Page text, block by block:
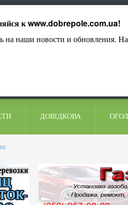
ДОВІДКОВА
кwww.dobrepole.com.ua!
на наши новости и обновления.